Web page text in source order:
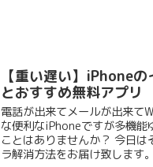
【重い遅い】iPhone
とおすすめ無料アプリ
電話が出来てメールが出来て
な便利なiPhoneですが多機能
ことはありませんか？ 今日
ラ解消方法をお届け致します